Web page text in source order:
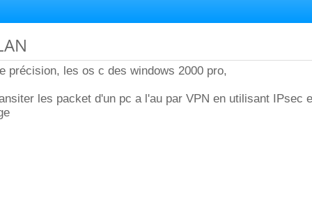
précision, les os c des windows 2000 pro,
les packet d'un pc a l'au par VPN en utilisant IPsec